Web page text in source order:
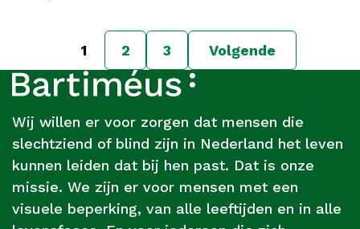
1 2 3 Volgende
Footer
Over
Bartiméus
Wij willen er voor zorgen dat mensen die
slechtziend of blind zijn in Nederland het leven
kunnen leiden dat bij hen past. Dat is onze
missie. We zijn er voor mensen met een
visuele beperking, van alle leeftijden en in alle